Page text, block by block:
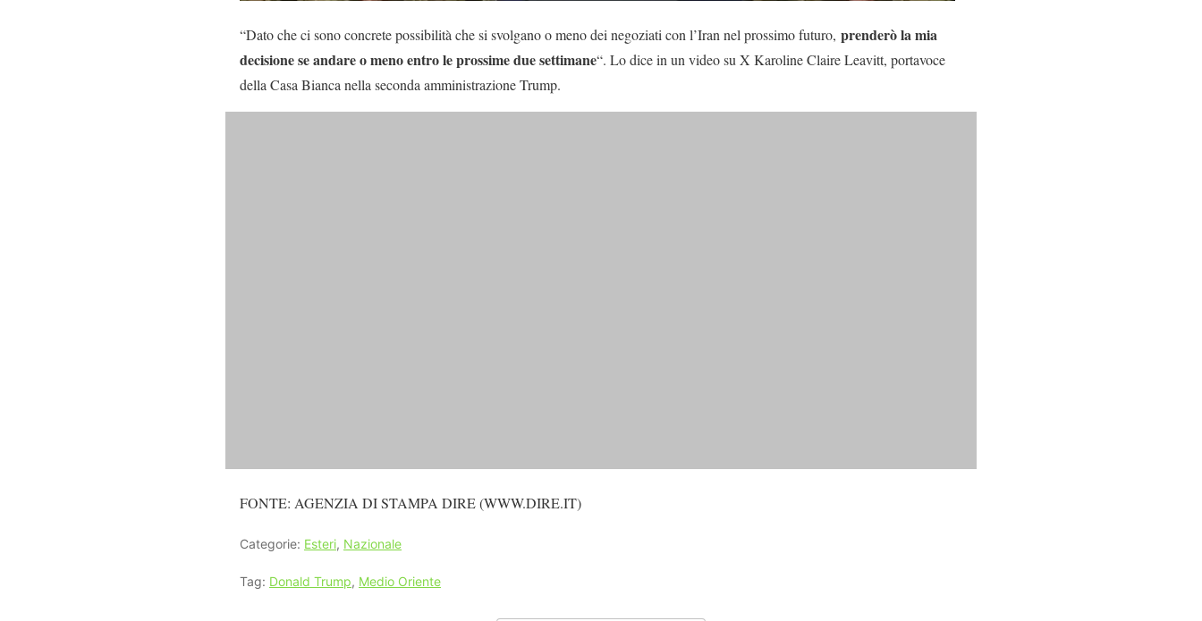
“Dato che ci sono concrete possibilità che si svolgano o meno dei negoziati con l’Iran nel prossimo futuro, prenderò la mia
decisione se andare o meno entro le prossime due settimane“. Lo dice in un video su X Karoline Claire Leavitt, portavoce
della Casa Bianca nella seconda amministrazione Trump.
FONTE: AGENZIA DI STAMPA DIRE (WWW.DIRE.IT)
Categorie: Esteri, Nazionale
Tag: Donald Trump, Medio Oriente